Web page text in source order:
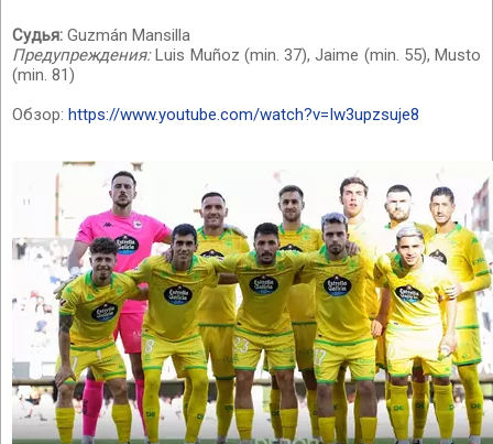
Судья: Guzmán Mansilla
Предупреждения:Luis Muñoz (min. 37), Jaime (min. 55), Musto
(min. 81)
Обзор: https://www.youtube.com/watch?v=Iw3upzsuje8